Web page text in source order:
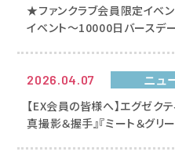
★ファンクラブ会員限定イベ
イベント～10000日バースデ
2026.04.07 ニュ
【EX会員の皆様へ】エグゼク
真撮影＆握手』『ミート＆グリ